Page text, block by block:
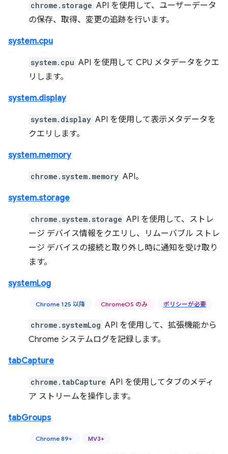
chrome.storage API を使用して、ユーザーデータ
の保存、取得、変更の追跡を行います。
system.cpu
system.cpu API を使用して CPU メタデータをクエ
リします。
system.display
system.display API を使用して表示メタデータを
クエリします。
system.memory
chrome.system.memory API。
system.storage
chrome.system.storage API を使用して、ストレ
ージ デバイス情報をクエリし、リムーバブル ストレ
ージ デバイスの接続と取り外し時に通知を受け取り
ます。
systemLog
Chrome 125 以降 ChromeOS のみ ポリシーが必要
chrome.systemLog API を使用して、拡張機能から
Chrome システムログを記録します。
tabCapture
chrome.tabCapture API を使用してタブのメディ
ア ストリームを操作します。
tabGroups
Chrome 89+ MV3+